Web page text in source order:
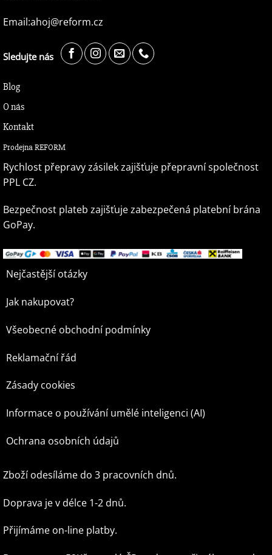
Email:ahoj@reform.cz
Sledujte nás
Blog
O nás
Kontakt
Prodejna REFORM
Rychlost přepravy zásilek zajišťuje přepravní společnost
PPL CZ.
Bezpečnost plateb zajišťuje zabezpečená platební brána
GoPay.
Nejčastější otázky
Jak nakupovat?
Všeobecné obchodní podmínky
Reklamační řád
Zásady cookies
Informace o používání umělé inteligenci (AI)
Ochrana osobních údajů
Zboží odesíláme do 3 pracovních dnů.
Doprava je v délce 1-2 dnů.
Přijímáme on-line platby.